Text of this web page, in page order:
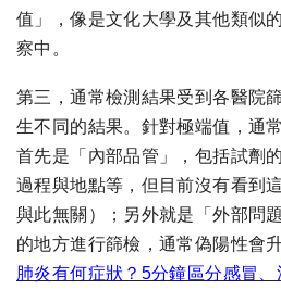
值」，像是文化大學及其他類似
察中。
第三，通常檢測結果受到各醫院
生不同的結果。針對極端值，通
首先是「內部品管」，包括試劑
過程與地點等，但目前沒有看到
與此無關）；另外就是「外部問
的地方進行篩檢，通常偽陽性會
肺炎有何症狀？5分鐘區分感冒、